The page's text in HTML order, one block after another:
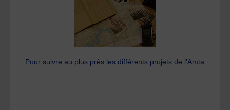
Pour suivre au plus près les différents projets de l’Amta